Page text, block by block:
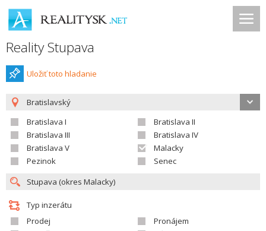
Reality Stupava
Uložiť toto hladanie
Bratislavský
Bratislava I
Bratislava II
Bratislava III
Bratislava IV
Bratislava V
Malacky
Pezinok
Senec
Typ inzerátu
Prodej
Pronájem